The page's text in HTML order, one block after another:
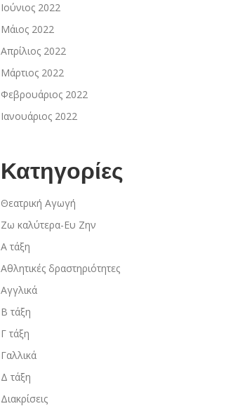
Ιούνιος 2022
Μάιος 2022
Απρίλιος 2022
Μάρτιος 2022
Φεβρουάριος 2022
Ιανουάριος 2022
Κατηγορίες
Θεατρική Αγωγή
Ζω καλύτερα-Ευ Ζην
Α τάξη
Αθλητικές δραστηριότητες
Αγγλικά
Β τάξη
Γ τάξη
Γαλλικά
Δ τάξη
Διακρίσεις